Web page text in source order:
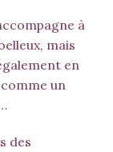
à
mais
en
un
des